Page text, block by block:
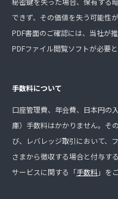
できず、その価値を失う可能性が
PDF書面のご確認には、当社が
PDFファイル閲覧ソフトが必要と
手数料について
口座管理費、年会費、日本円の
庫）手数料はかかりません。そ
び、レバレッジ取引において、
さまから徴収する場合と付与す
サービスに関する「手数料」を